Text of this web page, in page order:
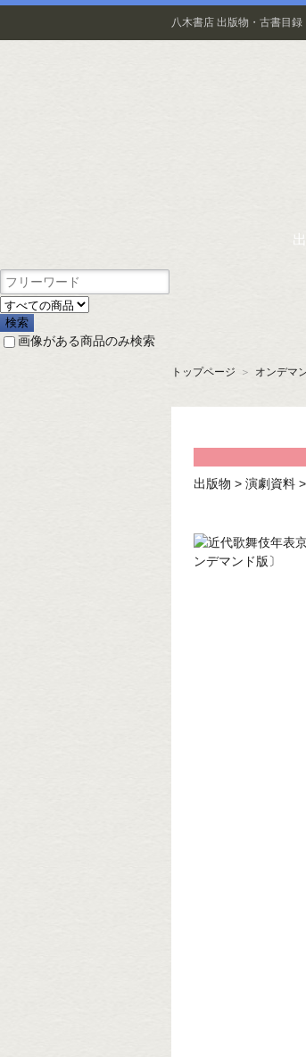
八木書店 出版物・古書目
画像がある商品のみ検索
トップページ ＞ オンデマ
出版物 > 演劇資料 >